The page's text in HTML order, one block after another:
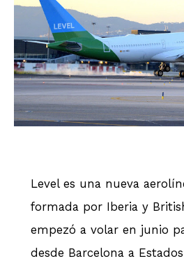
Level es una nueva
formada por Iberia y
empezó a volar en junio
desde Barcelona a